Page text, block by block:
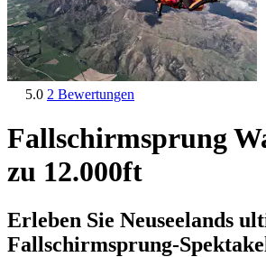
5.0 2 Bewertungen
Fallschirmsprung
zu 12.000ft
Erleben Sie Neuseelands
Fallschirmsprung-